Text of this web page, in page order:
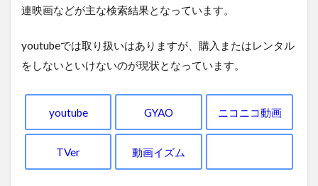
連映画などが主な検索結果となっています。
youtubeでは取り扱いはありますが、購入またはレンタル
をしないといけないのが現状となっています。
youtube GYAO ニコニコ動画
TVer 動画イズム